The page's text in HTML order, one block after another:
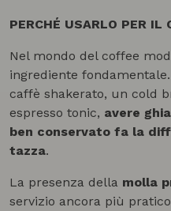
PERCHÉ USARLO PER IL
Nel mondo del coffee
ingrediente
caffè shakerato, un cold
espresso tonic, avere
ben conservato fa la
tazza.
La presenza della molla
servizio ancora più